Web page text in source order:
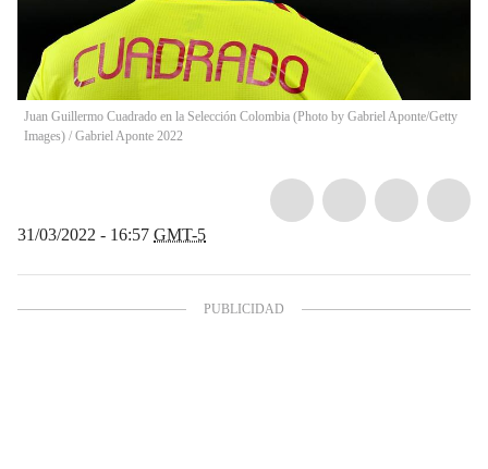
Juan Guillermo Cuadrado en la Selección Colombia (Photo by Gabriel Aponte/Getty
Images) / Gabriel Aponte 2022
31/03/2022 - 16:57 GMT-5